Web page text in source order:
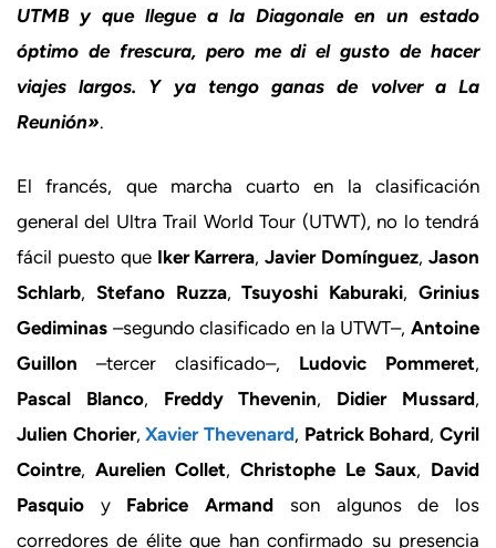
UTMB y que llegue a la Diagonale en un estado
óptimo de frescura, pero me di el gusto de hacer
viajes largos. Y ya tengo ganas de volver a La
Reunión».
El francés, que marcha cuarto en la clasificación
general del Ultra Trail World Tour (UTWT), no lo tendrá
fácil puesto que Iker Karrera,Javier Domínguez,Jason
Schlarb, Stefano Ruzza,Tsuyoshi Kaburaki,Grinius
Gediminas –segundo clasificado en la UTWT–, Antoine
Guillon –tercer clasificado–, Ludovic Pommeret,
Pascal Blanco, Freddy Thevenin, Didier Mussard,
Julien Chorier,Xavier Thevenard, Patrick Bohard,Cyril
Cointre, Aurelien Collet,Christophe Le Saux, David
Pasquio y Fabrice Armand son algunos de los
corredores de élite que han confirmado su presencia